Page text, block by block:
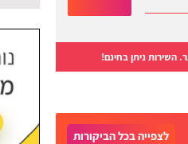
השירות ניתן בחינם!
לצפייה בכל הביקורות